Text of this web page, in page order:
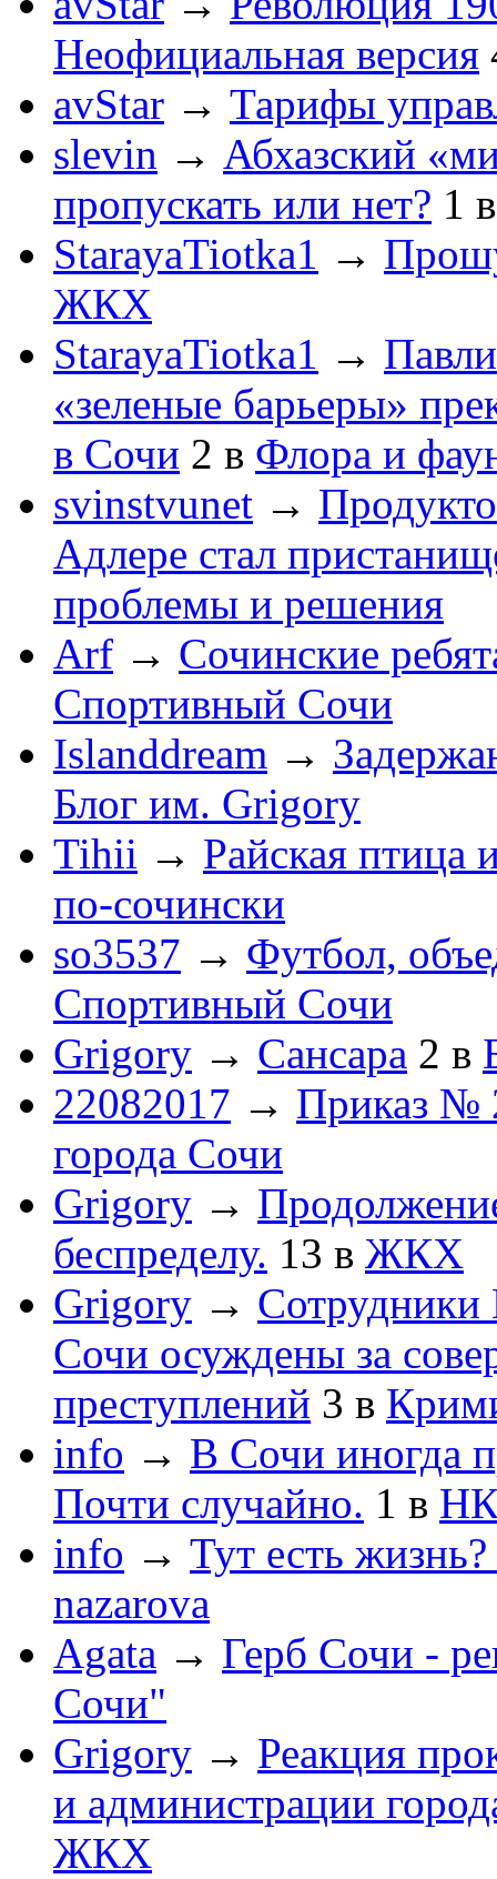
Неофициальная версия
avStar → Тарифы
slevin → Абхазский
пропускать или нет? 1
StarayaTiotka1 →
ЖКХ
StarayaTiotka1 →
«зеленые барьеры»
в Сочи 2 в Флора и
svinstvunet →
Адлере стал
проблемы и решения
Arf → Сочинские
Спортивный Сочи
Islanddream →
Блог им. Grigory
Tihii → Райская птица
по-cочински
so3537 → Футбол,
Спортивный Сочи
Grigory → Сансара 2 в
22082017 → Приказ №
города Сочи
Grigory →
беспределу. 13 в ЖКХ
Grigory →
Сочи осуждены за
преступлений 3 в
info → В Сочи иногда
Почти случайно. 1 в
info → Тут есть
nazarova
Agata → Герб Сочи -
Сочи"
Grigory → Реакция
и администрации
ЖКХ